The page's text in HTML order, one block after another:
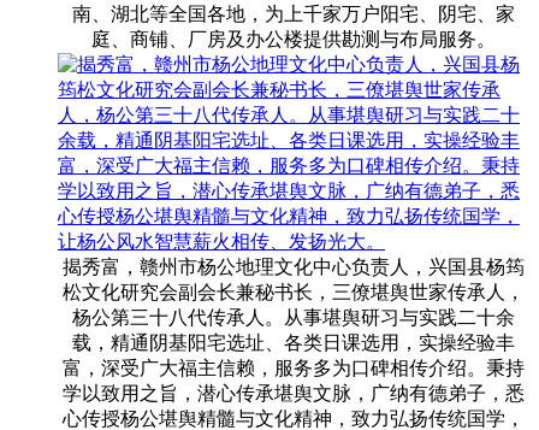
南、湖北等全国各地，为上千家万户阳宅、阴宅、家
庭、商铺、厂房及办公楼提供勘测与布局服务。
揭秀富，赣州市杨公地理文化中心负责人，兴国县杨筠
松文化研究会副会长兼秘书长，三僚堪舆世家传承人，
杨公第三十八代传承人。从事堪舆研习与实践二十余
载，精通阴基阳宅选址、各类日课选用，实操经验丰
富，深受广大福主信赖，服务多为口碑相传介绍。秉持
学以致用之旨，潜心传承堪舆文脉，广纳有德弟子，悉
心传授杨公堪舆精髓与文化精神，致力弘扬传统国学，